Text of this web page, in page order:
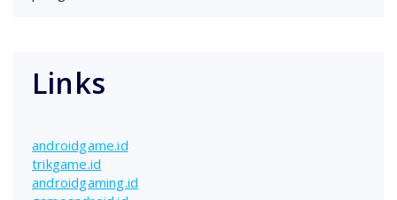
Links
androidgame.id
trikgame.id
androidgaming.id